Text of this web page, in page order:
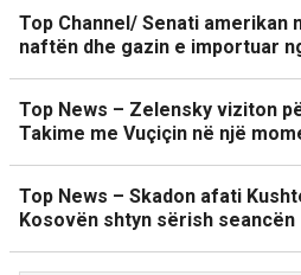
Top Channel/ Senati amerikan
naftën dhe gazin e importuar
Top News – Zelensky viziton
Takime me Vuçiçin në një
Top News – Skadon afati
Kosovën shtyn sërish seancën